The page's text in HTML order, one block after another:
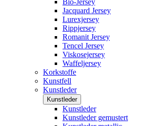
Bio-Jersey
Jacquard Jersey
Lurexjersey
Rippjersey
Romanit Jersey
Tencel Jersey
Viskosejersey
Waffeljersey
Korkstoffe
Kunstfell
Kunstleder
Kunstleder
Kunstleder
Kunstleder gemustert